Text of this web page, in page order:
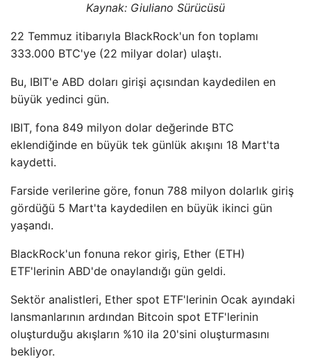
Kaynak: Giuliano Sürücüsü
22 Temmuz itibarıyla BlackRock'un fon toplamı
333.000 BTC'ye (22 milyar dolar) ulaştı.
Bu, IBIT'e ABD doları girişi açısından kaydedilen en
büyük yedinci gün.
IBIT, fona 849 milyon dolar değerinde BTC
eklendiğinde en büyük tek günlük akışını 18 Mart'ta
kaydetti.
Farside verilerine göre, fonun 788 milyon dolarlık giriş
gördüğü 5 Mart'ta kaydedilen en büyük ikinci gün
yaşandı.
BlackRock'un fonuna rekor giriş, Ether (ETH)
ETF'lerinin ABD'de onaylandığı gün geldi.
Sektör analistleri, Ether spot ETF'lerinin Ocak ayındaki
lansmanlarının ardından Bitcoin spot ETF'lerinin
oluşturduğu akışların %10 ila 20'sini oluşturmasını
bekliyor.